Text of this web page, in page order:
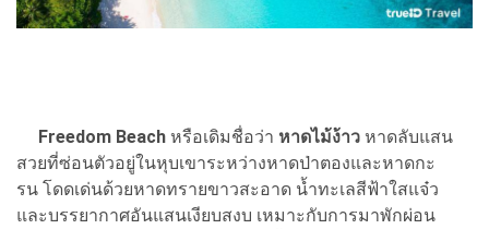
Freedom Beach หรือเดิมชื่อว่า หาดไม้ง้าว หาดลับแสน
สวยที่ซ่อนตัวอยู่ในหุบเขาระหว่างหาดป่าตองและหาดกะ
รน โดดเด่นด้วยหาดทรายขาวสะอาด น้ำทะเลสีฟ้าใสแจ๋ว
และบรรยากาศอันแสนเงียบสงบ เหมาะกับการมาพักผ่อน